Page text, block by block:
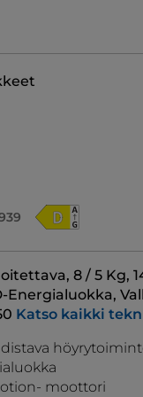
8 / 5 Kg,
Katso kaikki
moottori